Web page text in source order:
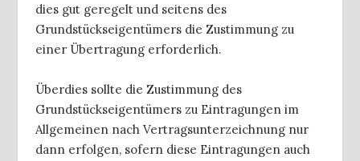
dies gut geregelt und seitens des
Grundstückseigentümers die Zustimmung zu
einer Übertragung erforderlich.
Überdies sollte die Zustimmung des
Grundstückseigentümers zu Eintragungen im
Allgemeinen nach Vertragsunterzeichnung nur
dann erfolgen, sofern diese Eintragungen auch